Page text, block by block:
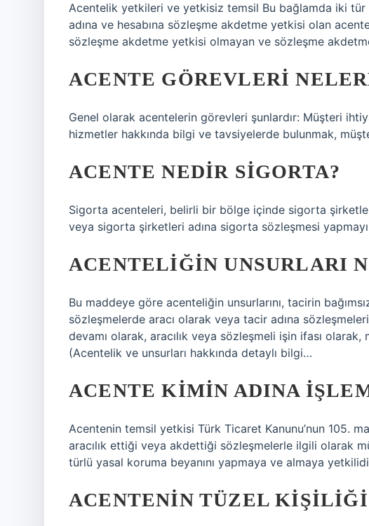
Acentelik yetkileri ve yetkisiz temsil Bu bağlamda iki
adına ve hesabına sözleşme akdetme yetkisi olan
sözleşme akdetme yetkisi olmayan ve sözleşme
ACENTE GÖREVLERI
Genel olarak acentelerin görevleri şunlardır: Müşteri
hizmetler hakkında bilgi ve tavsiyelerde bulunmak,
ACENTE NEDIR SIGORTA?
Sigorta acenteleri, belirli bir bölge içinde sigorta
veya sigorta şirketleri adına sigorta sözleşmesi
ACENTELIĞIN UNSURLARI
Bu maddeye göre acenteliğin unsurlarını, tacirin
sözleşmelerde aracı olarak veya tacir adına
devamı olarak, aracılık veya sözleşmeli işin ifası
(Acentelik ve unsurları hakkında detaylı bilgi…
ACENTE KIMIN ADINA
Acentenin temsil yetkisi Türk Ticaret Kanunu’nun 105.
aracılık ettiği veya akdettiği sözleşmelerle ilgili olarak
türlü yasal koruma beyanını yapmaya ve almaya
ACENTENIN TÜZEL KIŞILIĞI